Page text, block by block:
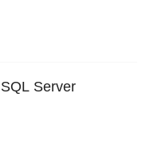
Server